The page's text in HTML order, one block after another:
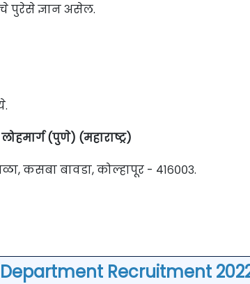
पुरेसे ज्ञान असेल.
(पुणे) (महाराष्ट्र)
कसबा बावडा, कोल्हापूर - ४१६००३.
Recruitment